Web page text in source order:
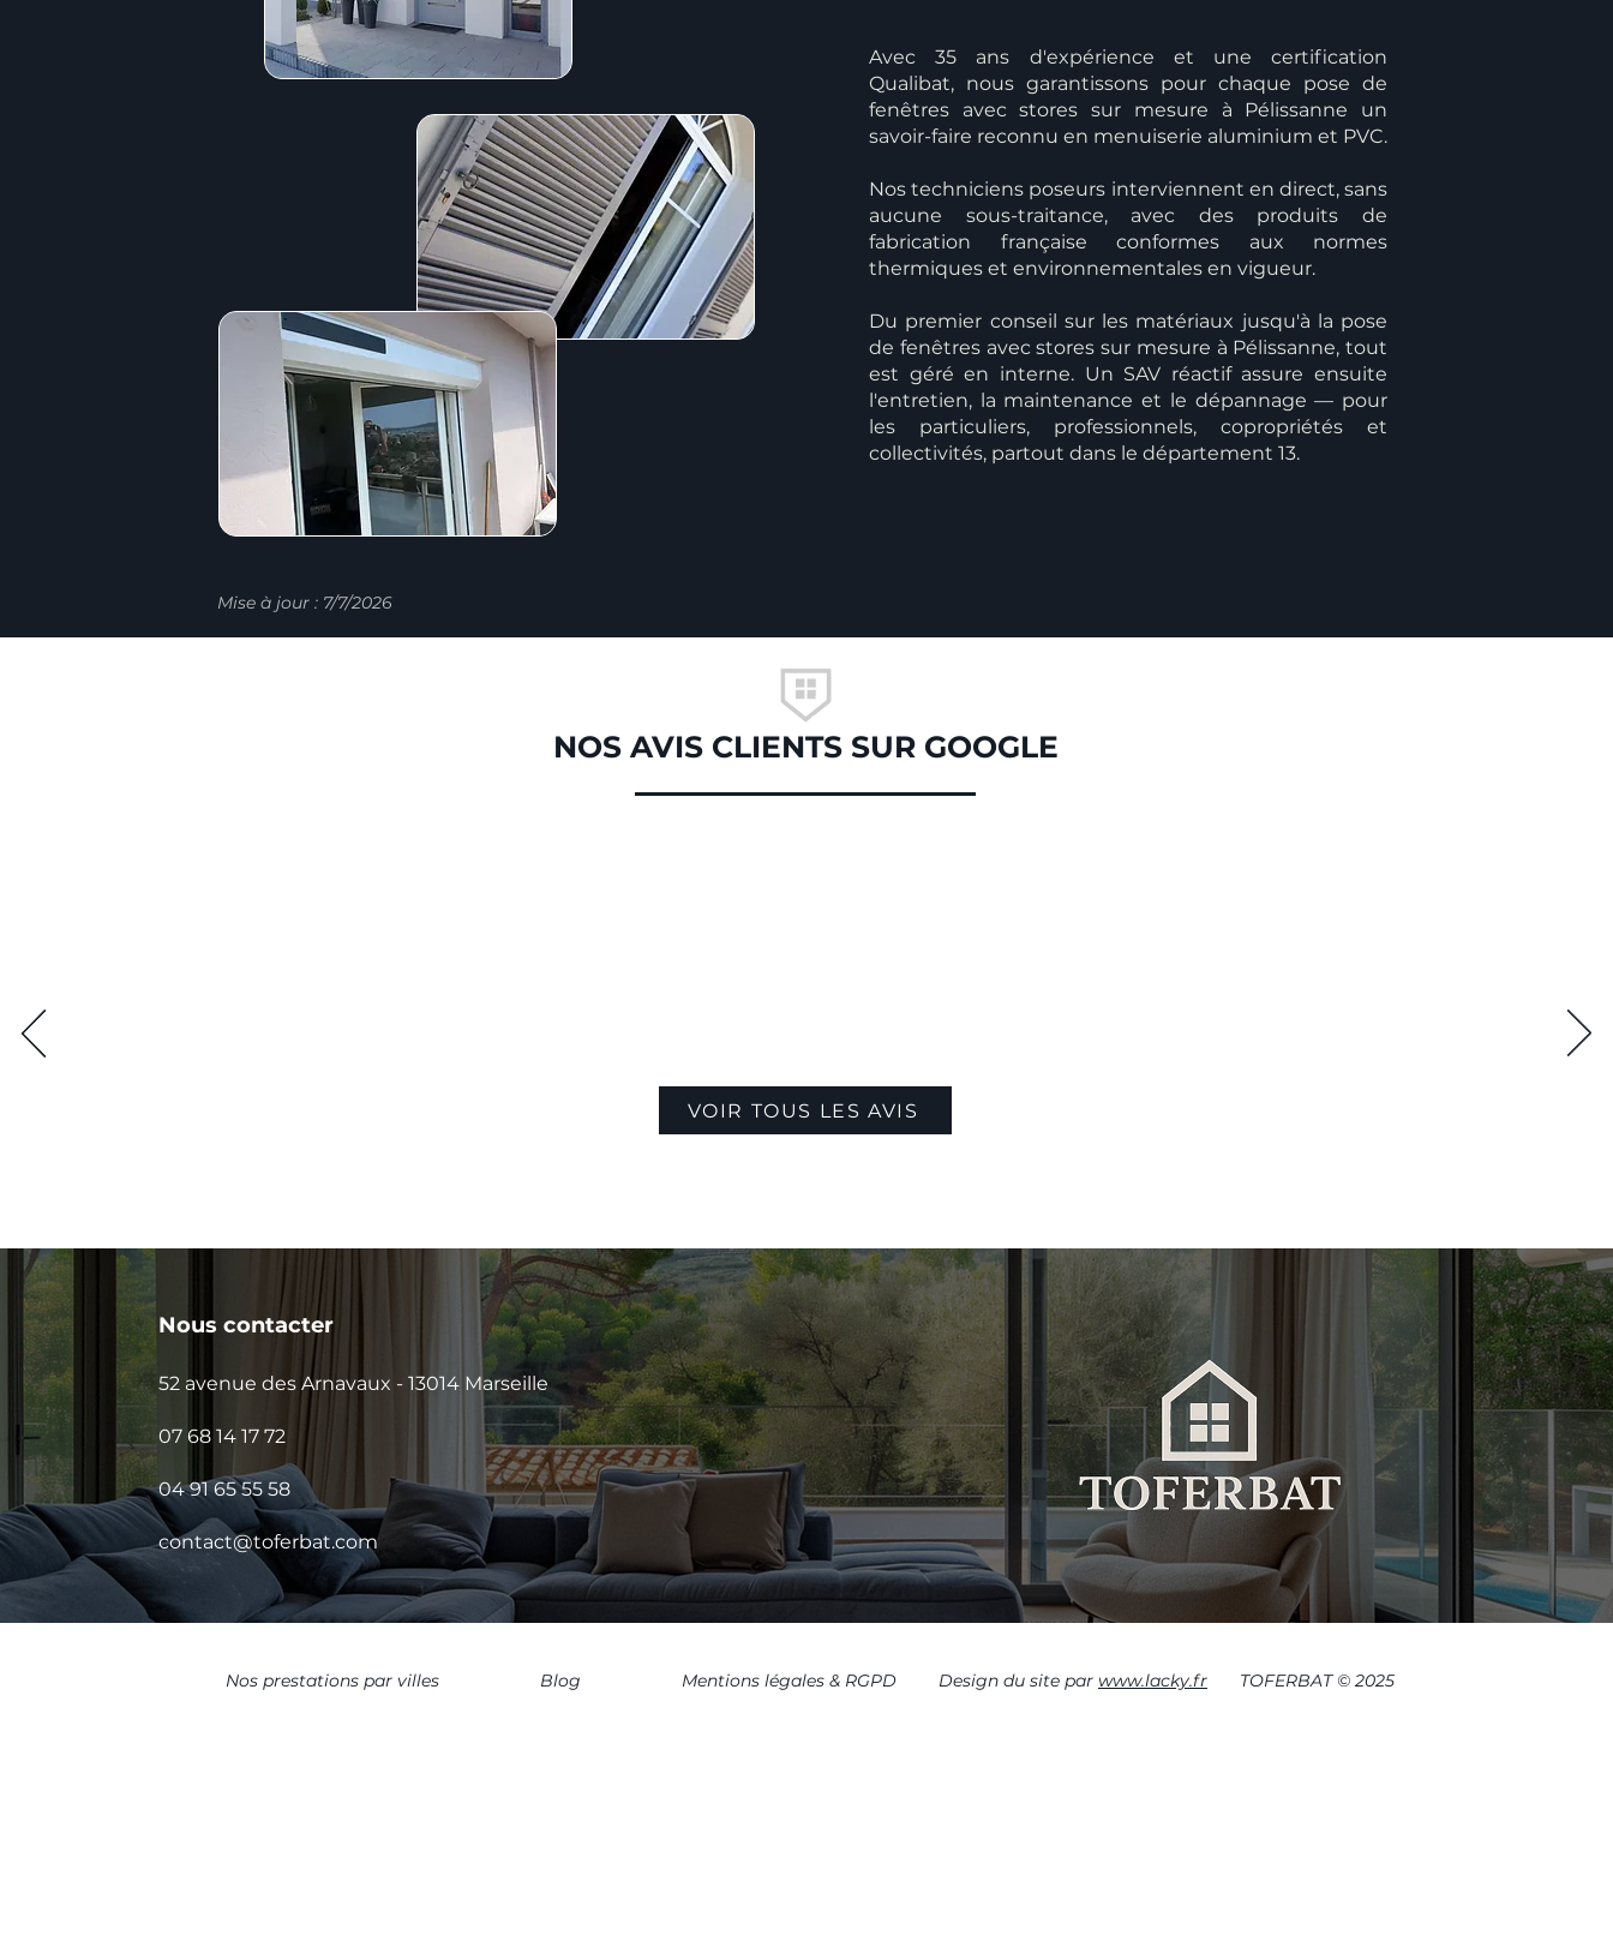
Avec 35 ans d'expérience et une certification
Qualibat, nous garantissons pour chaque pose de
fenêtres avec stores sur mesure à Pélissanne un
savoir-faire reconnu en menuiserie aluminium et PVC.
Nos techniciens poseurs interviennent en direct, sans
aucune sous-traitance, avec des produits de
fabrication française conformes aux normes
thermiques et environnementales en vigueur.
Du premier conseil sur les matériaux jusqu'à la pose
de fenêtres avec stores sur mesure à Pélissanne, tout
est géré en interne. Un SAV réactif assure ensuite
l'entretien, la maintenance et le dépannage — pour
les particuliers, professionnels, copropriétés et
collectivités, partout dans le département 13.
Mise à jour : 7/7/2026
NOS AVIS CLIENTS SUR GOOGLE
VOIR TOUS LES AVIS
Nous contacter
52 avenue des Arnavaux - 13014 Marseille
07 68 14 17 72
04 91 65 55 58
contact@toferbat.com
Nos prestations par villes Blog Mentions légales & RGPD Design du site par www.lacky.fr TOFERBAT © 2025